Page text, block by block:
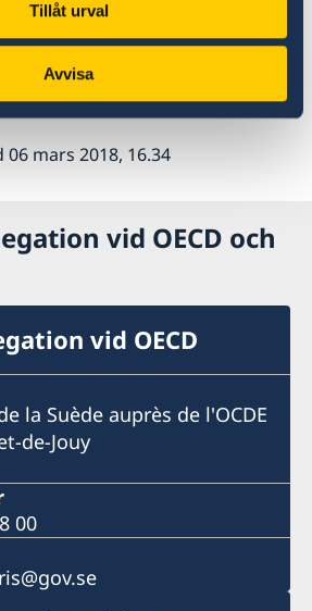
Tillåt urval
Avvisa
som är en del av
Mosebacke torg 1,
mars 2018, 16.34
vid OECD och
vid OECD
la Suède auprès de l'OCDE
de-Jouy
00